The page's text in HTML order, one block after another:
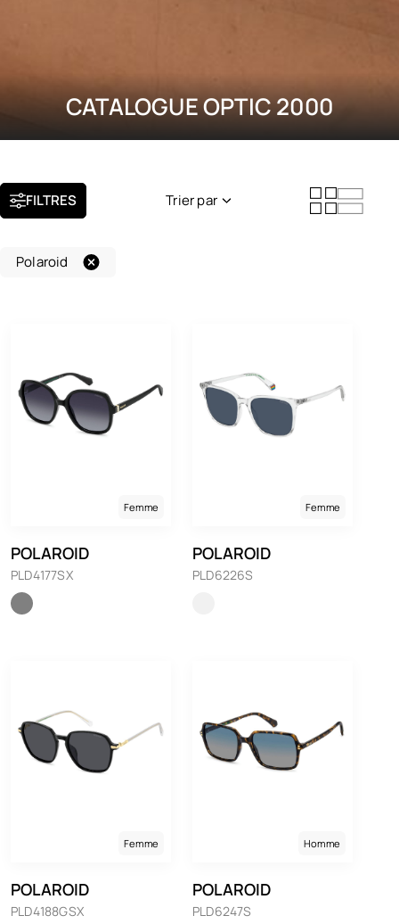
CATALOGUE OPTIC 2000
FILTRES Trier par
Polaroid
Femme
POLAROID
PLD4177SX
Femme
POLAROID
PLD6226S
Femme
POLAROID
PLD4188GSX
Homme
POLAROID
PLD6247S